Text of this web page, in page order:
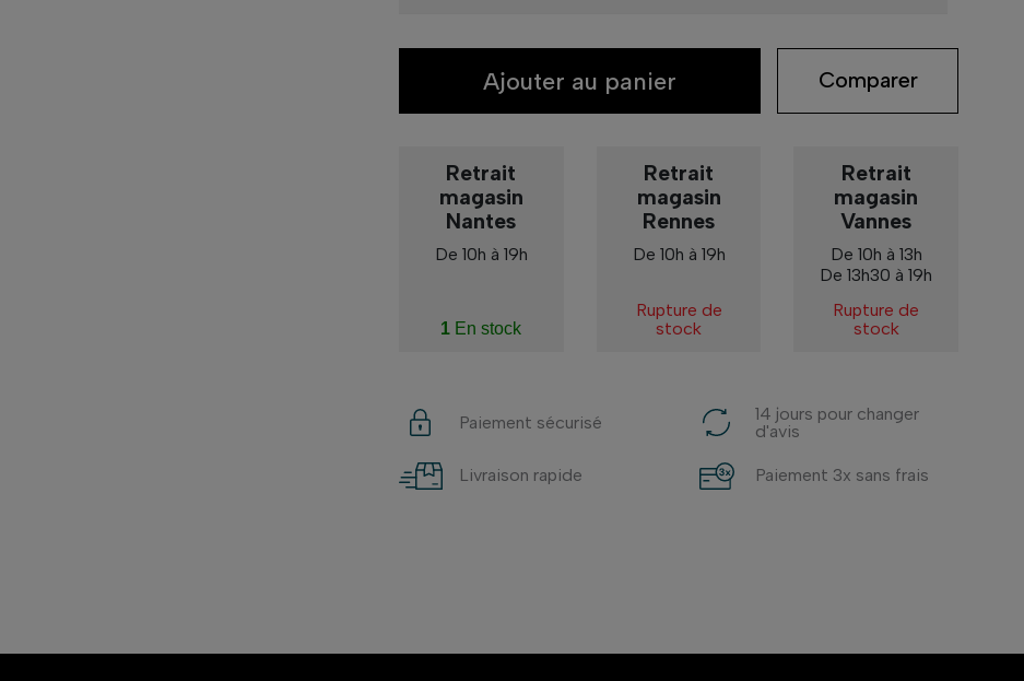
Ajouter au panier Comparer
Retrait
magasin
Nantes
De 10h à 19h
1 En stock
Retrait
magasin
Rennes
De 10h à 19h
Rupture de
stock
Retrait
magasin
Vannes
De 10h à 13h
De 13h30 à 19h
Rupture de
stock
Paiement sécurisé
14 jours pour changer
d'avis
Livraison rapide Paiement 3x sans frais